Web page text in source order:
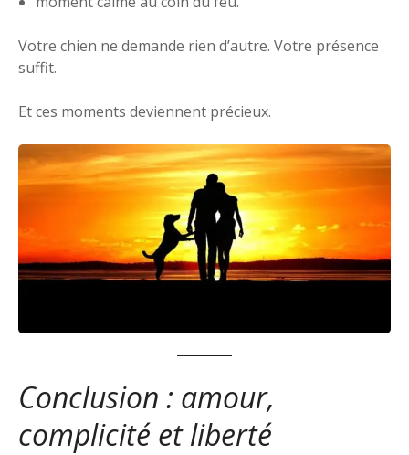
Votre chien ne demande rien d’autre. Votre présence
suffit.
Et ces moments deviennent précieux.
Conclusion : amour,
complicité et liberté